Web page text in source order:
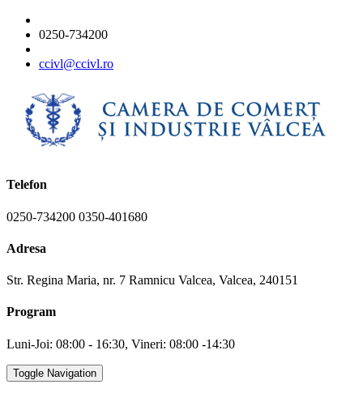
0250-734200
ccivl@ccivl.ro
Telefon
0250-734200 0350-401680
Adresa
Str. Regina Maria, nr. 7 Ramnicu Valcea, Valcea, 240151
Program
Luni-Joi: 08:00 - 16:30, Vineri: 08:00 -14:30
Toggle Navigation